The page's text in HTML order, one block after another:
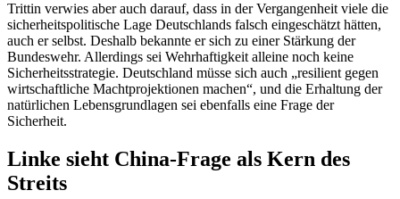
Trittin verwies aber auch darauf, dass in der Vergangenheit viele die
sicherheitspolitische Lage Deutschlands falsch eingeschätzt hätten,
auch er selbst. Deshalb bekannte er sich zu einer Stärkung der
Bundeswehr. Allerdings sei Wehrhaftigkeit alleine noch keine
Sicherheitsstrategie. Deutschland müsse sich auch „resilient gegen
wirtschaftliche Machtprojektionen machen“, und die Erhaltung der
natürlichen Lebensgrundlagen sei ebenfalls eine Frage der
Sicherheit.
Linke sieht China-Frage als Kern des
Streits